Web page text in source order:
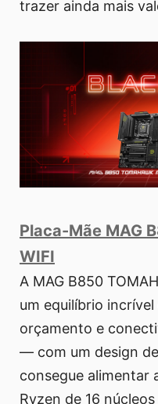
trazer ainda mais
Placa-Mãe MAG
WIFI
A MAG B850
um equilíbrio
orçamento e
— com um design
consegue alimentar
Ryzen de 16